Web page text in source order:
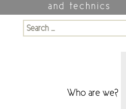
and technics
Search
for:
Who are we?